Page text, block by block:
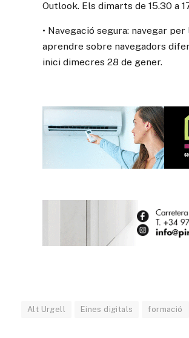
Outlook. Els dimarts de 15.30 a
• Navegació segura: navegar
aprendre sobre navegadors
inici dimecres 28 de gener.
Alt Urgell Eines digitals formació